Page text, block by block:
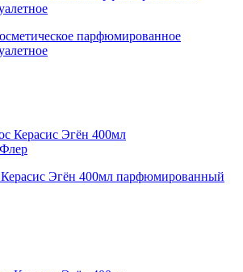
парфюмированное
Эгён 400мл парфюмированный